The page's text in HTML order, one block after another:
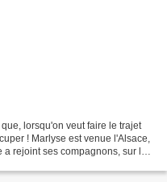
lorsqu'on veut faire le trajet
! Marlyse est venue l'Alsace,
rejoint ses compagnons, sur la